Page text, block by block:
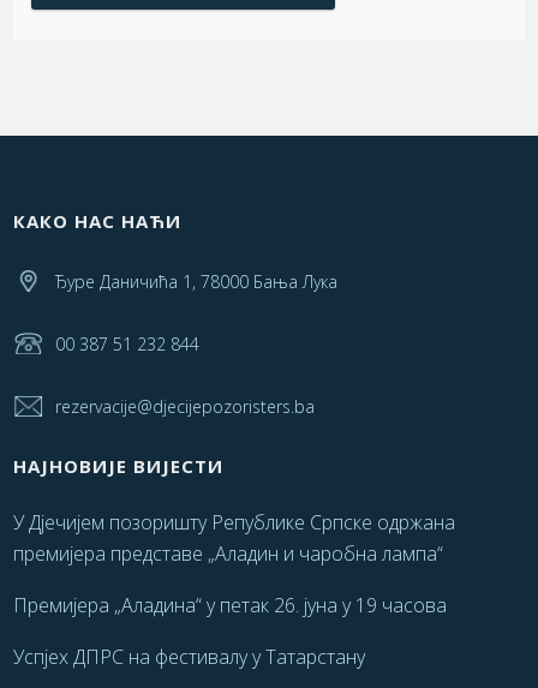
КАКО НАС НАЋИ
Ђуре Даничића 1, 78000 Бања Лука
00 387 51 232 844
rezervacije@djecijepozoristers.ba
НАЈНОВИЈЕ ВИЈЕСТИ
У Дјечијем позоришту Републике Српске одржана
премијера представе „Аладин и чаробна лампа“
Премијера „Аладина“ у петак 26. јуна у 19 часова
Успјех ДПРС на фестивалу у Татарстану